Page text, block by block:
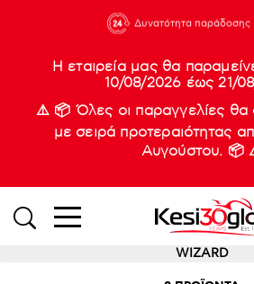
933
Δυνατότητα παράδοσης
Νέες
Η εταιρεία μας θα
10/08/2026 έως 21/
⚠️ 📦 Όλες οι παραγγελίες
με σειρά προτεραιότητας
Αυγούστου. 📦
WIZARD